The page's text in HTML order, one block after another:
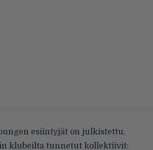
esiintyjät on julkistettu.
klubeilta tunnetut kollektiivit: